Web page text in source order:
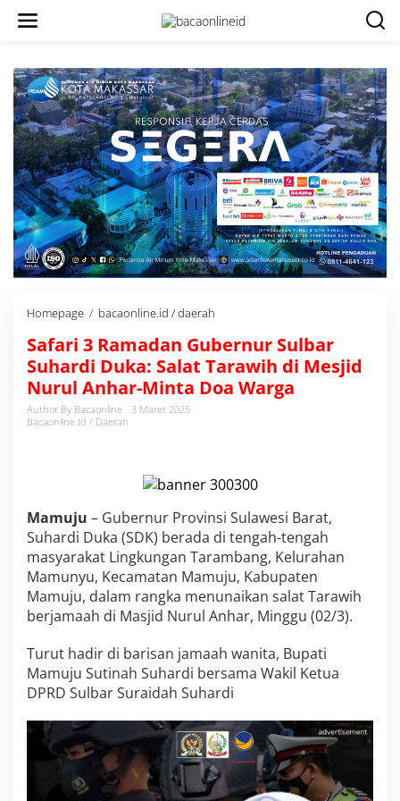
Homepage / bacaonline.id / daerah
f
a
r
i
d
n
G
u
b
e
r
n
r
S
u
l
a
r
S
u
h
Safari 3 Ramadan Gubernur Sulbar
Suhardi Duka: Salat Tarawih di Mesjid
Nurul Anhar-Minta Doa Warga
Author By Bacaonline
3 Maret 2025
Bacaonline.id / Daerah
Mamuju – Gubernur Provinsi Sulawesi Barat,
Suhardi Duka (SDK) berada di tengah-tengah
masyarakat Lingkungan Tarambang, Kelurahan
Mamunyu, Kecamatan Mamuju, Kabupaten
Mamuju, dalam rangka menunaikan salat Tarawih
berjamaah di Masjid Nurul Anhar, Minggu (02/3).
Turut hadir di barisan jamaah wanita, Bupati
Mamuju Sutinah Suhardi bersama Wakil Ketua
DPRD Sulbar Suraidah Suhardi